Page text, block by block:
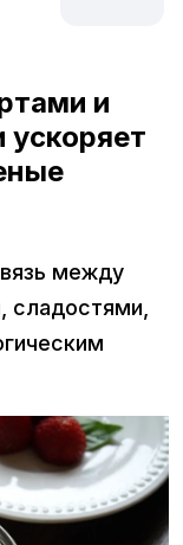
и
ускоряет
между
сладостями,